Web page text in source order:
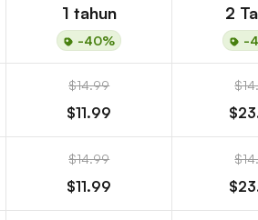
1 tahun
-40%
2
-
$14.99
$11.99
$14.99
$11.99